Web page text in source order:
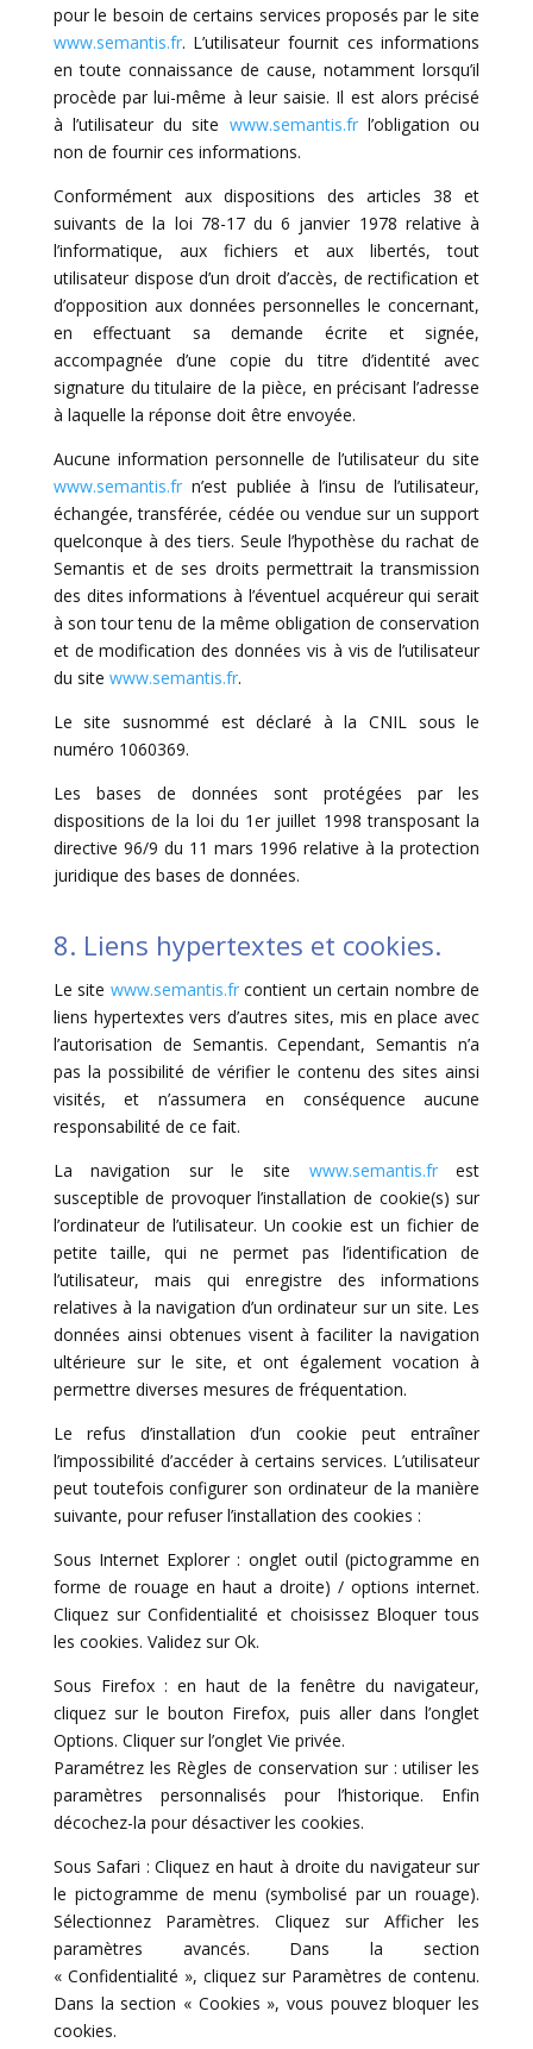
pour le besoin de certains services proposés par le site
www.semantis.fr. L’utilisateur fournit ces informations
en toute connaissance de cause, notamment lorsqu’il
procède par lui-même à leur saisie. Il est alors précisé
à l’utilisateur du site www.semantis.frl’obligation ou
non de fournir ces informations.
Conformément aux dispositions des articles 38 et
suivants de la loi 78-17 du 6 janvier 1978 relative à
l’informatique, aux fichiers et aux libertés, tout
utilisateur dispose d’un droit d’accès, de rectification et
d’opposition aux données personnelles le concernant,
en effectuant sa demande écrite et signée,
accompagnée d’une copie du titre d’identité avec
signature du titulaire de la pièce, en précisant l’adresse
à laquelle la réponse doit être envoyée.
Aucune information personnelle de l’utilisateur du site
www.semantis.frn’est publiée à l’insu de l’utilisateur,
échangée, transférée, cédée ou vendue sur un support
quelconque à des tiers. Seule l’hypothèse du rachat de
Semantis et de ses droits permettrait la transmission
des dites informations à l’éventuel acquéreur qui serait
à son tour tenu de la même obligation de conservation
et de modification des données vis à vis de l’utilisateur
du site www.semantis.fr.
Le site susnommé est déclaré à la CNIL sous le
numéro 1060369.
Les bases de données sont protégées par les
dispositions de la loi du 1er juillet 1998 transposant la
directive 96/9 du 11 mars 1996 relative à la protection
juridique des bases de données.
8. Liens hypertextes et cookies.
Le site www.semantis.frcontient un certain nombre de
liens hypertextes vers d’autres sites, mis en place avec
l’autorisation de Semantis. Cependant, Semantis n’a
pas la possibilité de vérifier le contenu des sites ainsi
visités, et n’assumera en conséquence aucune
responsabilité de ce fait.
La navigation sur le site www.semantis.frest
susceptible de provoquer l’installation de cookie(s) sur
l’ordinateur de l’utilisateur. Un cookie est un fichier de
petite taille, qui ne permet pas l’identification de
l’utilisateur, mais qui enregistre des informations
relatives à la navigation d’un ordinateur sur un site. Les
données ainsi obtenues visent à faciliter la navigation
ultérieure sur le site, et ont également vocation à
permettre diverses mesures de fréquentation.
Le refus d’installation d’un cookie peut entraîner
l’impossibilité d’accéder à certains services. L’utilisateur
peut toutefois configurer son ordinateur de la manière
suivante, pour refuser l’installation des cookies :
Sous Internet Explorer : onglet outil (pictogramme en
forme de rouage en haut a droite) / options internet.
Cliquez sur Confidentialité et choisissez Bloquer tous
les cookies. Validez sur Ok.
Sous Firefox : en haut de la fenêtre du navigateur,
cliquez sur le bouton Firefox, puis aller dans l’onglet
Options. Cliquer sur l’onglet Vie privée.
Paramétrez les Règles de conservation sur : utiliser les
paramètres personnalisés pour l’historique. Enfin
décochez-la pour désactiver les cookies.
Sous Safari : Cliquez en haut à droite du navigateur sur
le pictogramme de menu (symbolisé par un rouage).
Sélectionnez Paramètres. Cliquez sur Afficher les
paramètres avancés. Dans la section
« Confidentialité », cliquez sur Paramètres de contenu.
Dans la section « Cookies », vous pouvez bloquer les
cookies.